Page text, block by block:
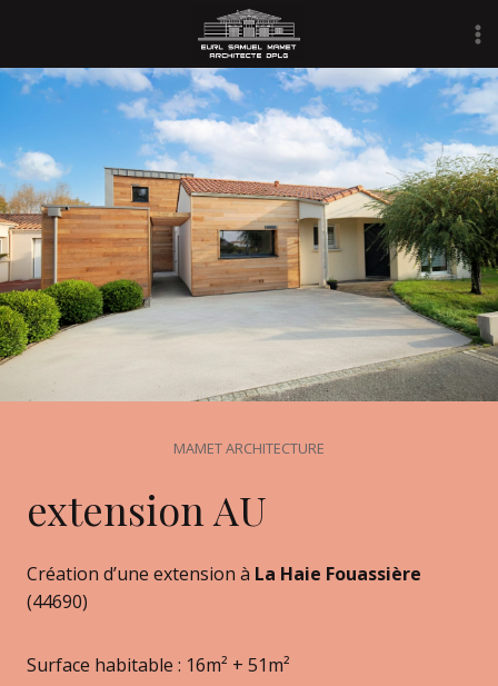
contenu
MAMET ARCHITECTURE
extension AU
Création d’une extension à La Haie Fouassière
(44690)
Surface habitable : 16m² + 51m²